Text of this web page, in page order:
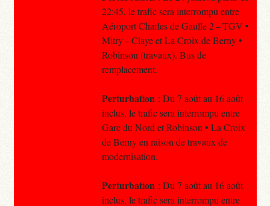
22:45, le trafic sera interrompu entre
Aéroport Charles de Gaulle 2 – TGV •
Mitry – Claye et La Croix de Berny •
Robinson (travaux). Bus de
remplacement.
Perturbation : Du 7 août au 16 août
inclus, le trafic sera interrompu entre
Gare du Nord et Robinson • La Croix
de Berny en raison de travaux de
modernisation.
Perturbation : Du 7 août au 16 août
inclus, le trafic sera interrompu entre